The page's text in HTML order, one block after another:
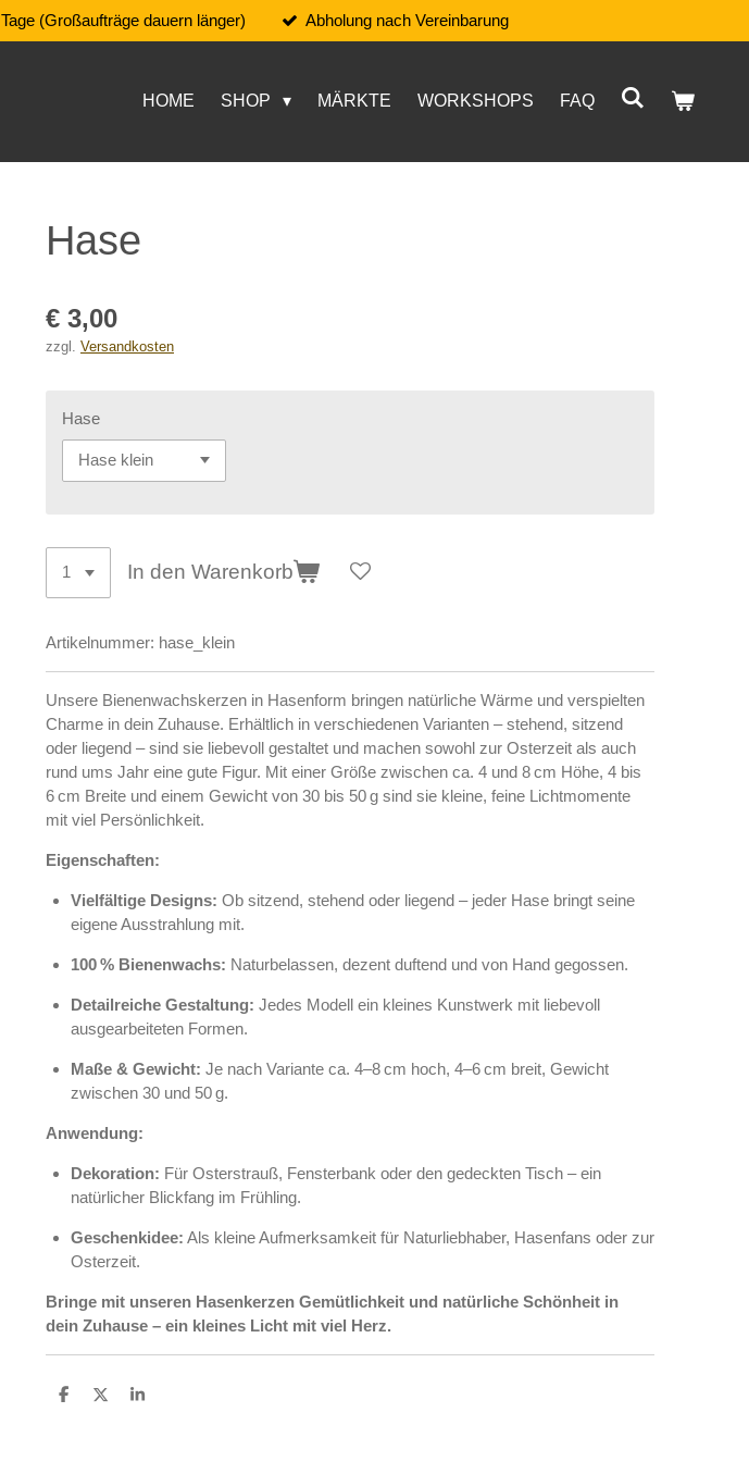
(Großaufträge dauern länger) Abholung nach Vereinbarung
HOME SHOP MÄRKTE WORKSHOPS FAQ
Hase
€ 3,00
zzgl. Versandkosten
Hase
In den Warenkorb
Artikelnummer: hase_klein
Unsere Bienenwachskerzen in Hasenform bringen natürliche Wärme und verspielten
Charme in dein Zuhause. Erhältlich in verschiedenen Varianten – stehend, sitzend
oder liegend – sind sie liebevoll gestaltet und machen sowohl zur Osterzeit als auch
rund ums Jahr eine gute Figur. Mit einer Größe zwischen ca. 4 und 8 cm Höhe, 4 bis
6 cm Breite und einem Gewicht von 30 bis 50 g sind sie kleine, feine Lichtmomente
mit viel Persönlichkeit.
Eigenschaften:
Vielfältige Designs: Ob sitzend, stehend oder liegend – jeder Hase bringt seine
eigene Ausstrahlung mit.
100 % Bienenwachs: Naturbelassen, dezent duftend und von Hand gegossen.
Detailreiche Gestaltung: Jedes Modell ein kleines Kunstwerk mit liebevoll
ausgearbeiteten Formen.
Maße & Gewicht: Je nach Variante ca. 4–8 cm hoch, 4–6 cm breit, Gewicht
zwischen 30 und 50 g.
Anwendung:
Dekoration: Für Osterstrauß, Fensterbank oder den gedeckten Tisch – ein
natürlicher Blickfang im Frühling.
Geschenkidee: Als kleine Aufmerksamkeit für Naturliebhaber, Hasenfans oder zur
Osterzeit.
Bringe mit unseren Hasenkerzen Gemütlichkeit und natürliche Schönheit in
dein Zuhause – ein kleines Licht mit viel Herz.
T
T
T